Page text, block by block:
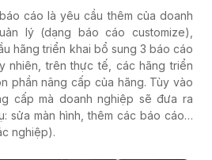
cáo là yêu cầu thêm của doanh
lý (dạng báo cáo customize),
hãng triển khai bổ sung 3 báo cáo
nhiên, trên thực tế, các hãng triển
phần nâng cấp của hãng. Tùy vào
cấp mà doanh nghiệp sẽ đưa ra
sửa màn hình, thêm các báo cáo…
nghiệp).